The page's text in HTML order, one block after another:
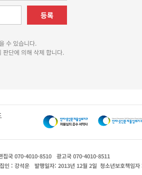
등록
수 있습니다.
단에 의해 삭제 합니다.
집국 070-4010-8510
광고국 070-4010-8511
인 : 강석운 발행일자: 2013년 12월 2일 청소년보호책임